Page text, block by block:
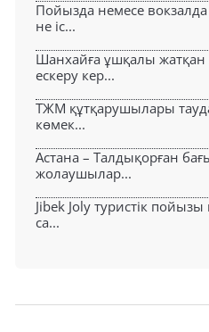
Пойызда немесе
не іс...
Шанхайға ұшқалы
ескеру кер...
ТЖМ құтқарушылары
көмек...
Астана – Талдықорған
жолаушылар...
Jibek Joly туристік
са...